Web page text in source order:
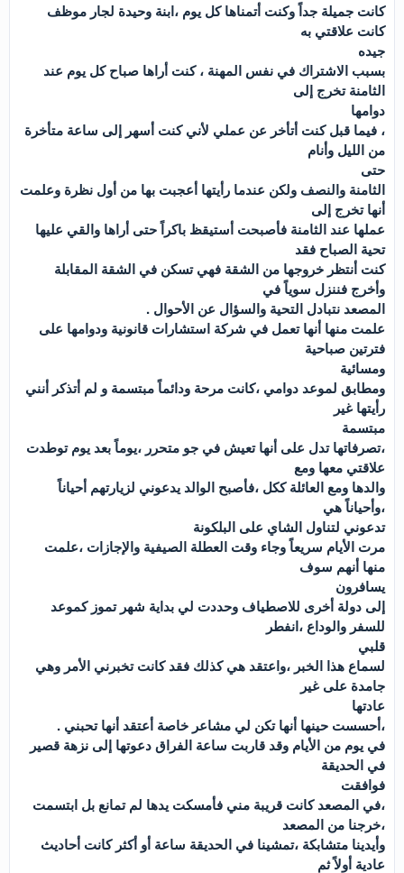
كانت جميلة جداً وكنت أتمناها كل يوم ،ابنة وحيدة لجار موظف
كانت علاقتي به
جيده
بسبب الاشتراك في نفس المهنة ، كنت أراها صباح كل يوم عند
الثامنة تخرج إلى
دوامها
، فيما قبل كنت أتأخر عن عملي لأني كنت أسهر إلى ساعة متأخرة
من الليل وأنام
حتى
الثامنة والنصف ولكن عندما رأيتها أعجبت بها من أول نظرة وعلمت
أنها تخرج إلى
عملها عند الثامنة فأصبحت أستيقظ باكراً حتى أراها والقي عليها
تحية الصباح فقد
كنت أنتظر خروجها من الشقة فهي تسكن في الشقة المقابلة
وأخرج فننزل سوياً في
المصعد نتبادل التحية والسؤال عن الأحوال .
علمت منها أنها تعمل في شركة استشارات قانونية ودوامها على
فترتين صباحية
ومسائية
ومطابق لموعد دوامي ،كانت مرحة ودائماً مبتسمة و لم أتذكر أنني
رأيتها غير
مبتسمة
،تصرفاتها تدل على أنها تعيش في جو متحرر ،يوماً بعد يوم توطدت
علاقتي معها ومع
والدها ومع العائلة ككل ،فأصبح الوالد يدعوني لزيارتهم أحياناً
،وأحياناً هي
تدعوني لتناول الشاي على البلكونة
مرت الأيام سريعاً وجاء وقت العطلة الصيفية والإجازات ،علمت
منها أنهم سوف
يسافرون
إلى دولة أخرى للاصطياف وحددت لي بداية شهر تموز كموعد
للسفر والوداع ،انفطر
قلبي
لسماع هذا الخبر ،واعتقد هي كذلك فقد كانت تخبرني الأمر وهي
جامدة على غير
عادتها
،أحسست حينها أنها تكن لي مشاعر خاصة أعتقد أنها تحبني .
في يوم من الأيام وقد قاربت ساعة الفراق دعوتها إلى نزهة قصير
في الحديقة
فوافقت
،في المصعد كانت قريبة مني فأمسكت يدها لم تمانع بل ابتسمت
،خرجنا من المصعد
وأيدينا متشابكة ،تمشينا في الحديقة ساعة أو أكثر كانت أحاديث
عادية أولاً ثم